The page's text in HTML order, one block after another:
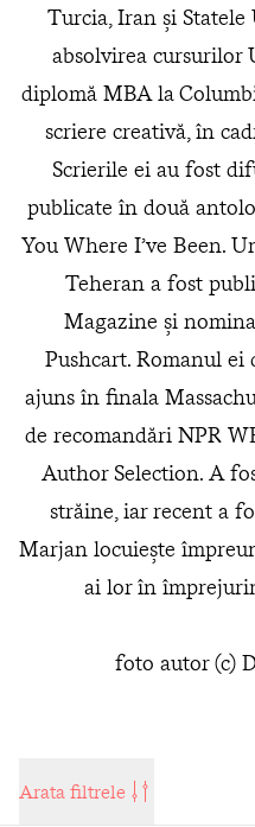
Turcia, Iran și
absolvirea cursurilor
diplomă MBA la
scriere creativă, în
Scrierile ei au fost
publicate în două
You Where I’ve Been.
Teheran a fost
Magazine și
Pushcart. Romanul ei
ajuns în finala
de recomandări NPR
Author Selection. A
străine, iar recent a
Marjan locuiește
ai lor în
foto autor (c)
Arata filtrele